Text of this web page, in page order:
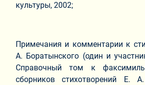
культуры, 2002;
Примечания и комментарии к
А. Боратынского (один и
Справочный том к
сборников стихотворений Е.